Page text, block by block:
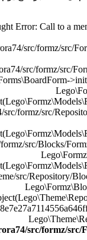
Fatal
/home/juzoor123/
/home/juzoor123/
juzoor123/
public_html/
public_html/
application/
juzoor123/